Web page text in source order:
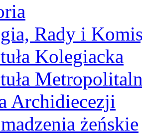
Rady i
Kolegiacka
Archidiecezji
żeńskie